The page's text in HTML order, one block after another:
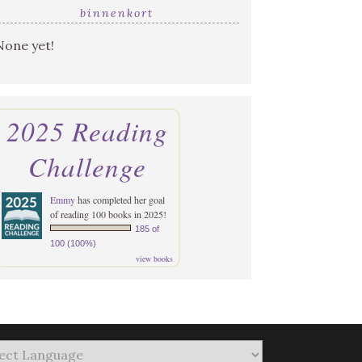
binnenkort
yet!
2025 Reading
Challenge
Emmyhas completed her goal
of reading 100 books in 2025!
185 of
100 (100%)
view books